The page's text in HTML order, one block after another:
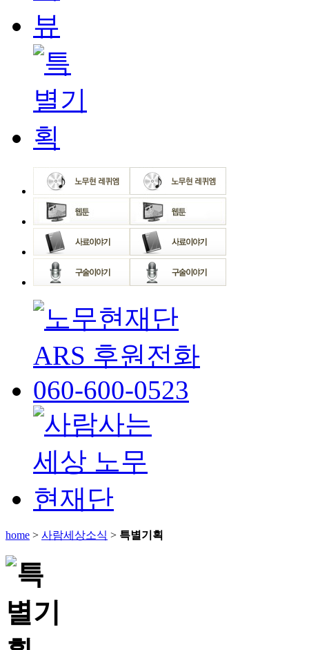
home > 사람세상소식 > 특별기획